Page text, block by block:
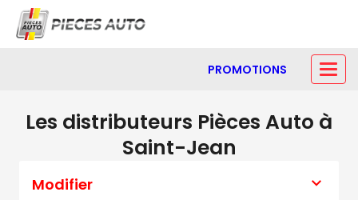
PROMOTIONS
Les distributeurs Pièces Auto à
Saint-Jean
Modifier